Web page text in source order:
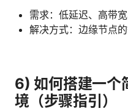
需求：低延迟、高带
解决方式：边缘节点
6) 如何搭建一个
境（步骤指引）